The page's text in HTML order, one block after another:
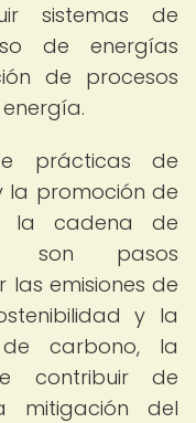
sistemas de
de energías
de procesos
prácticas de
la promoción de
la cadena de
son pasos
emisiones de
y la
carbono, la
contribuir de
mitigación del